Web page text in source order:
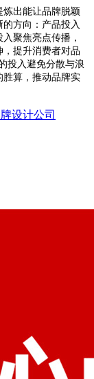
出能让品牌脱颖
方向：产品投入
聚焦亮点传播，
提升消费者对品
投入避免分散与浪
胜算，推动品牌实
设计公司